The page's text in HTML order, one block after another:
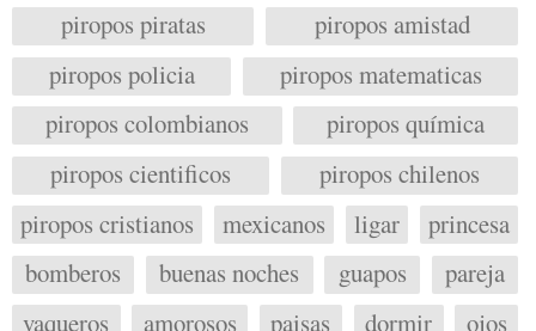
piropos piratas
piropos amistad
piropos policia
piropos matematicas
piropos colombianos
piropos química
piropos cientificos
piropos chilenos
piropos cristianos
mexicanos ligar
princesa
bomberos
buenas noches guapos
pareja
vaqueros
amorosos paisas dormir ojos